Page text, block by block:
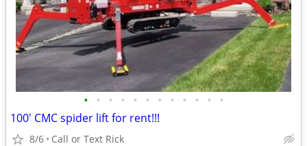
• • • • • • • • • • • •
100' CMC spider lift for rent!!!
8/6 Call or Text Rick